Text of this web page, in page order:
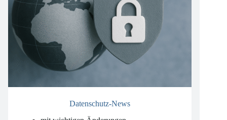
Datenschutz-News